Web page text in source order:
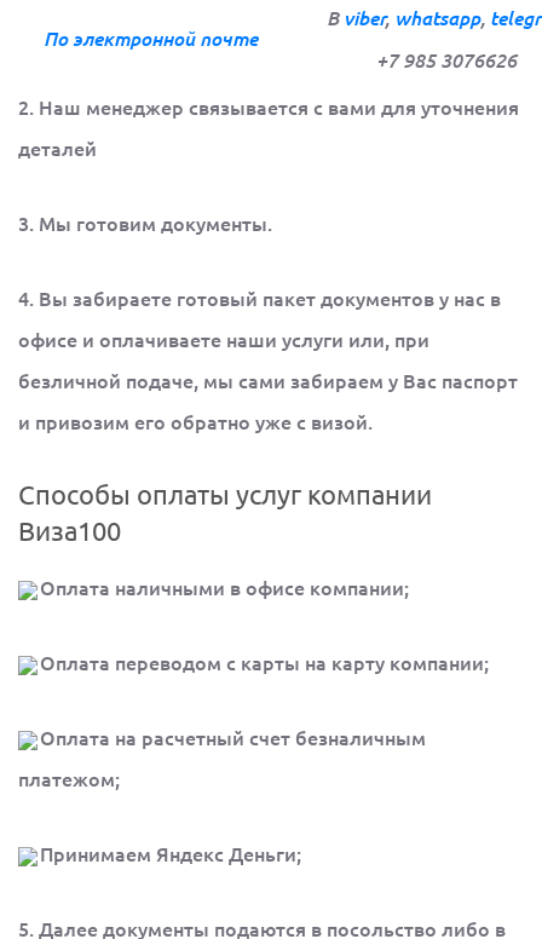
По электроннойпочте
В viber, whatsapp,
+7 985 3076626
2. Наш менеджер связывается с вами для уточнения
деталей
3. Мы готовим документы.
4. Вы забираете готовый пакет документов у нас в
офисе и оплачиваете наши услуги или, при
безличной подаче, мы сами забираем у Вас паспорт
и привозим его обратно уже с визой.
Способы оплаты услуг компании
Виза100
Оплата наличными в офисе компании;
Оплата переводом с карты на карту компании;
Оплата на расчетный счет безналичным
платежом;
Принимаем Яндекс Деньги;
5. Далее документы подаются в посольство либо в